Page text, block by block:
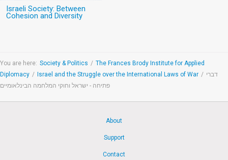
Israeli Society: Between
Cohesion and Diversity
You are here: Society & Politics / The Frances Brody Institute for Applied
Diplomacy / Israel and the Struggle over the International Laws of War / דברי
פתיחה - ישראל וחוקי המלחמה הבינלאומיים
About
Support
Contact